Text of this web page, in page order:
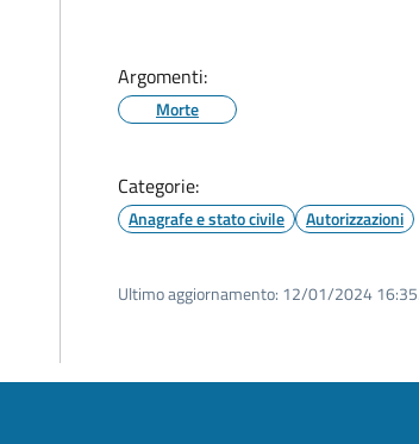
Argomenti:
Morte
Categorie:
Anagrafe e stato civile Autorizzazioni
Ultimo aggiornamento: 12/01/2024